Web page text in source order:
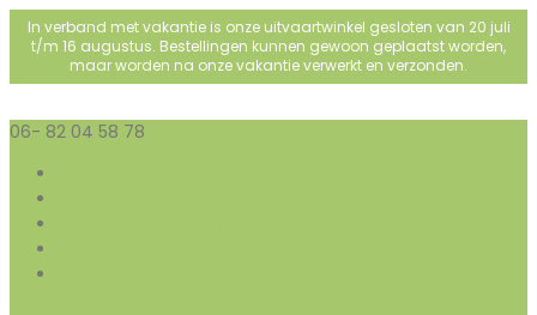
In verband met vakantie is onze uitvaartwinkel gesloten van 20 juli
t/m 16 augustus. Bestellingen kunnen gewoon geplaatst worden,
maar worden na onze vakantie verwerkt en verzonden.
06- 82 04 58 78